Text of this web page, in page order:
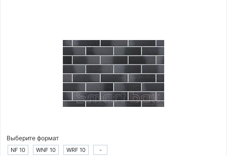
Выберите формат
NF 10 WNF 10 WRF 10 -